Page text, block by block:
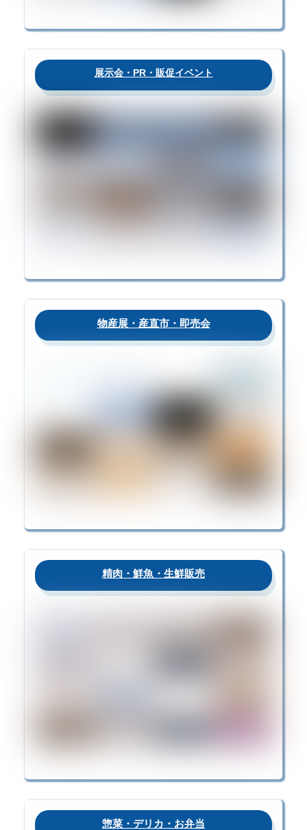
展示会・PR・販促イベント
物産展・産直市・即売会
精肉・鮮魚・生鮮販売
惣菜・デリカ・お弁当